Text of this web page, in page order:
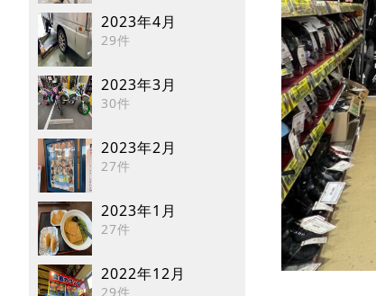
2023年4月
29件
2023年3月
30件
2023年2月
27件
2023年1月
27件
2022年12月
29件